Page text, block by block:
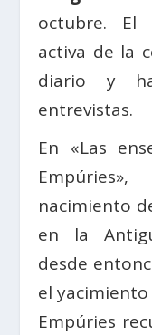
octubre. El
activa de la
diario y ha
entrevistas.
En «Las
Empúries»,
nacimiento
en la
desde
el
Empúries